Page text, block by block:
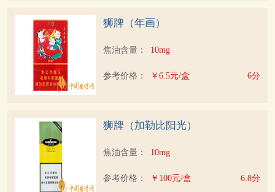
狮牌（年画）
焦油含量： 10mg
参考价格： ￥6.5元/盒 6分
狮牌（加勒比阳光）
焦油含量： 10mg
参考价格： ￥100元/盒 6.8分